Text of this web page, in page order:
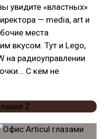
увидите «властных»
— media, art и
места
вкусом. Тут и Lego,
на радиоуправлении
С кем не